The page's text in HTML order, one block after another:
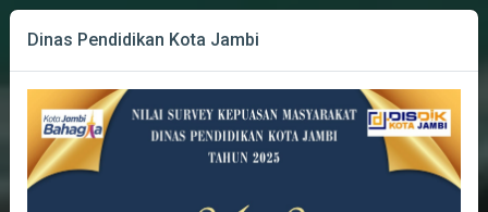
Dinas Pendidikan Kota Jambi